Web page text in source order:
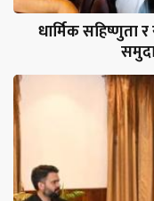
धार्मिक सहिष्णुता र